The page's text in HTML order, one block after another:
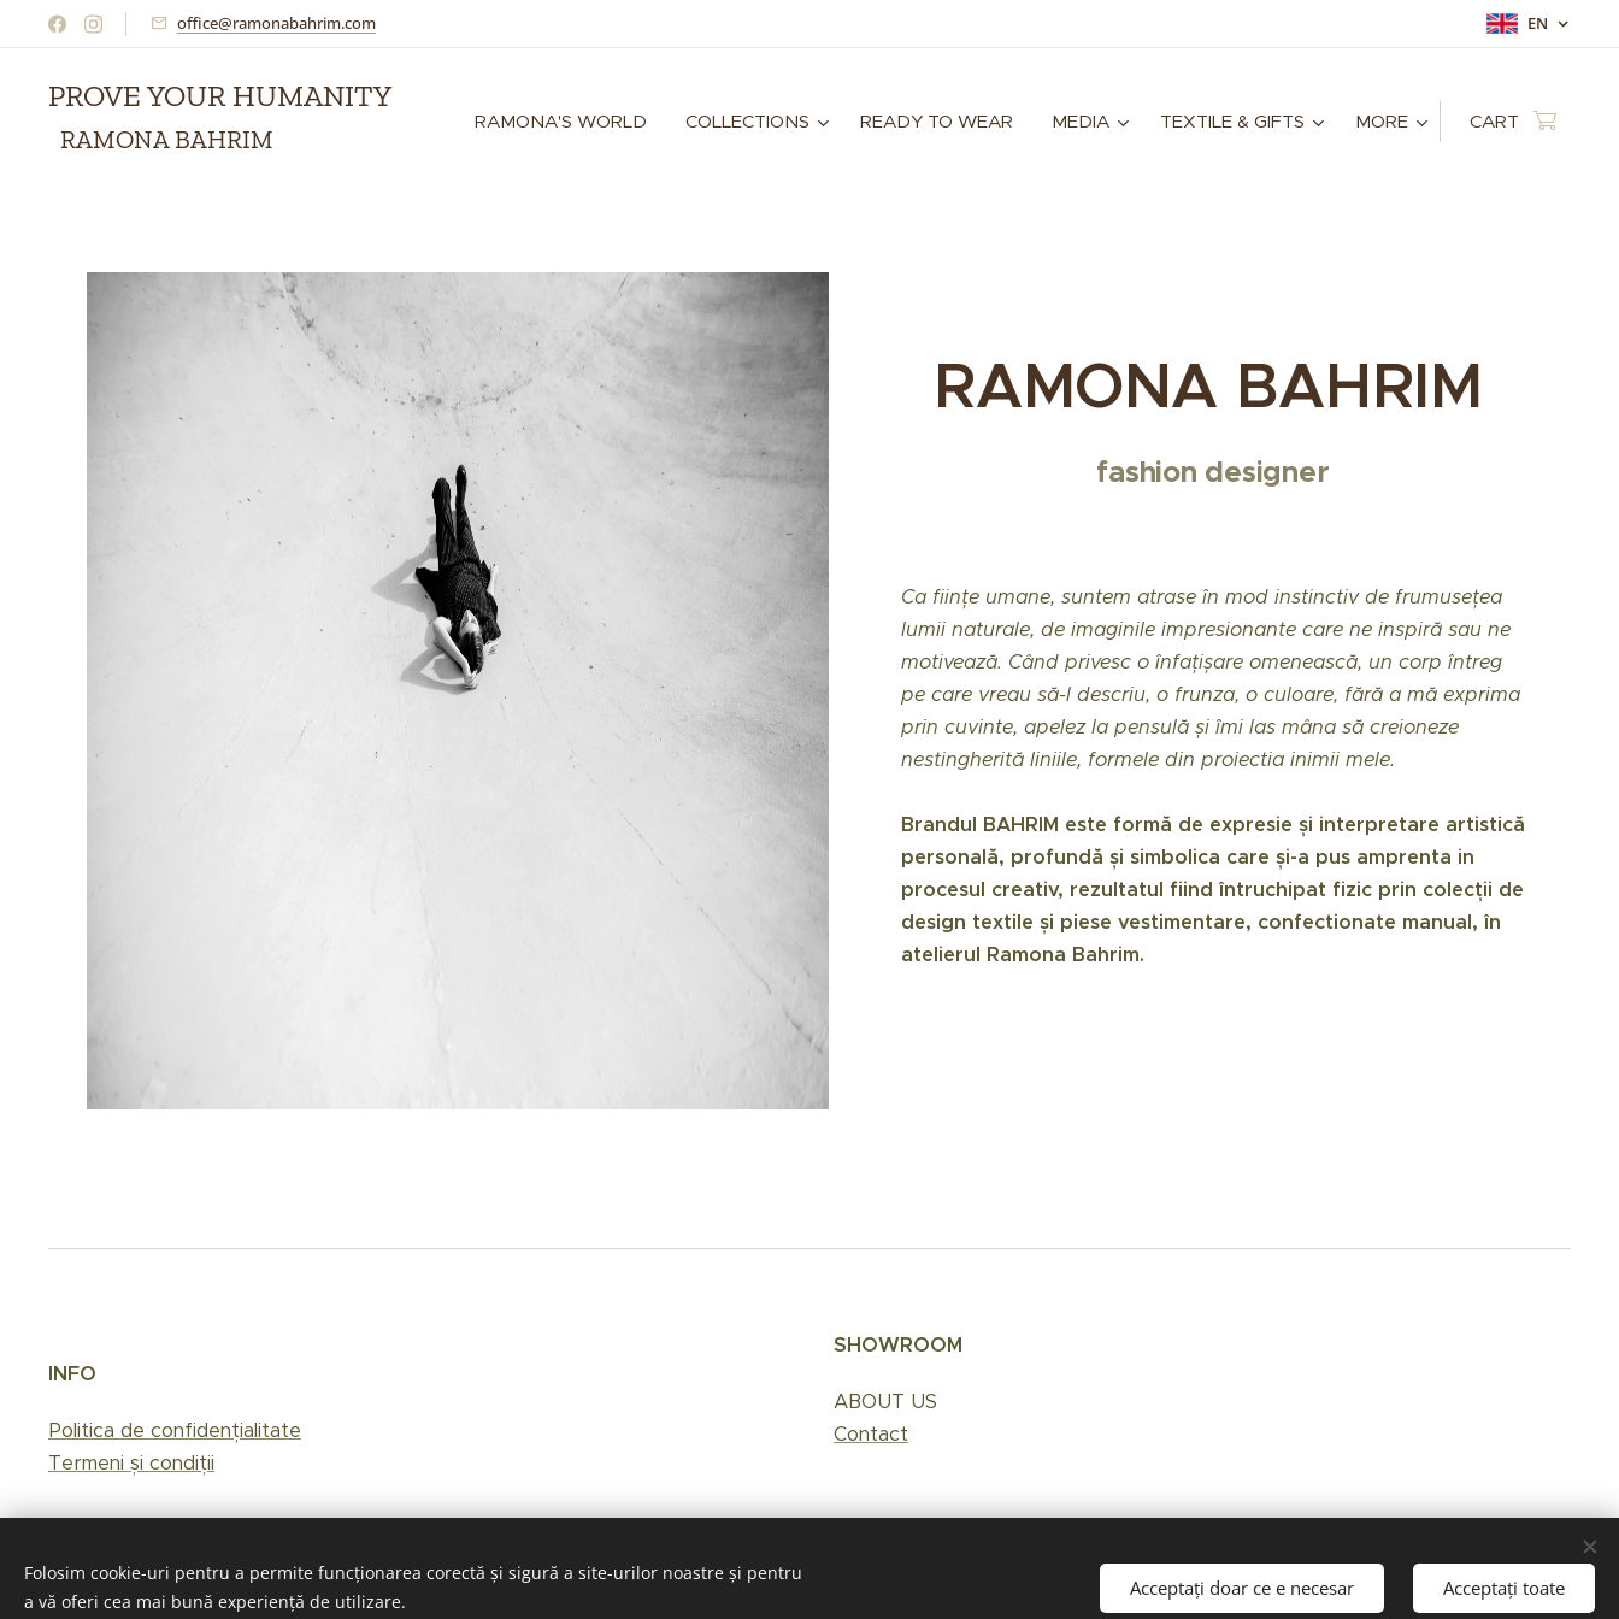
office@ramonabahrim.com EN
PROVE YOUR HUMANITY
RAMONA BAHRIM
RAMONA'S WORLD COLLECTIONS READY TO WEAR MEDIA TEXTILE & GIFTS MORE CART
RAMONA BAHRIM
fashion designer
Ca ființe umane, suntem atrase în mod instinctiv de frumusețea
lumii naturale, de imaginile impresionante care ne inspiră sau ne
motivează. Când privesc o înfațișare omenească, un corp întreg
pe care vreau să-l descriu, o frunza, o culoare, fără a mă exprima
prin cuvinte, apelez la pensulă și îmi las mâna să creioneze
nestingherită liniile, formele din proiectia inimii mele.
Brandul BAHRIM este formă de expresie și interpretare artistică
personală, profundă și simbolica care și-a pus amprenta in
procesul creativ, rezultatul fiind întruchipat fizic prin colecții de
design textile și piese vestimentare, confectionate manual, în
atelierul Ramona Bahrim.
INFO
Politica de confidențialitate
Termeni și condiții
SHOWROOM
ABOUT US
Contact
Folosim cookie-uri pentru a permite funcționarea corectă și sigură a site-urilor noastre și pentru
a vă oferi cea mai bună experiență de utilizare.
Acceptați doar ce e necesar Acceptați toate